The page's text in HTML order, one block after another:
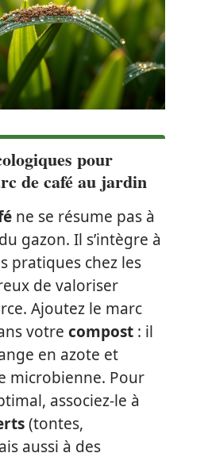
pour
de café au jardin
ne se résume pas à
gazon. Il s’intègre à
pratiques chez les
de valoriser
Ajoutez le marc
votre compost : il
en azote et
microbienne. Pour
associez-le à
(tontes,
aussi à des